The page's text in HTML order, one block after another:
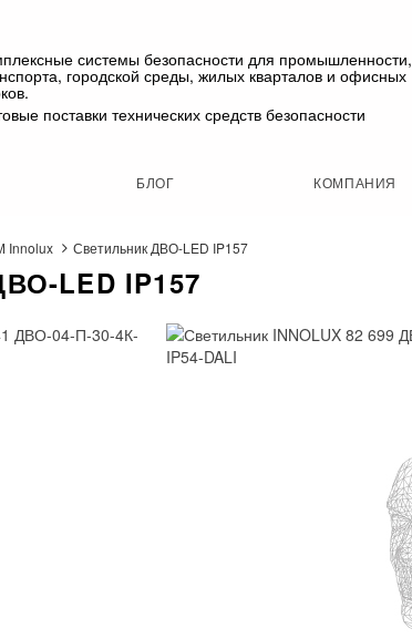
системы безопасности для промышленности,
городской среды, жилых кварталов и офисных
поставки технических средств безопасности
БЛОГ КОМПАНИЯ
Innolux Светильник ДВО-LED IP157
LED IP157